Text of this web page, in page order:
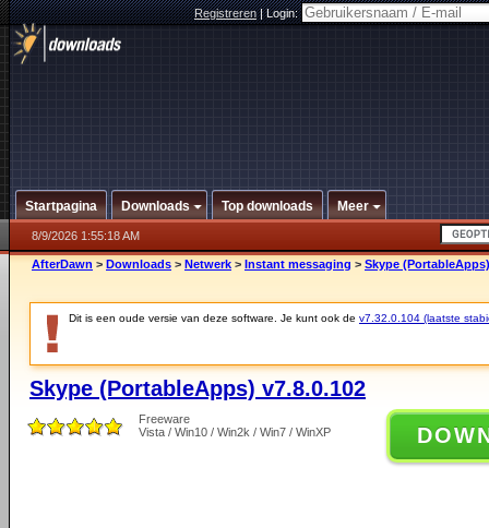
Registreren|Login:
Startpagina Downloads Top downloads Meer
8/9/2026 1:55:18 AM
AfterDawn > Downloads > Netwerk > Instant messaging > Skype
Dit is een oude versie van deze software. Je kunt ook de v7.32.0.104 (laatste
Skype (PortableApps) v7.8.0.102
Freeware
Vista / Win10 / Win2k / Win7 / WinXP